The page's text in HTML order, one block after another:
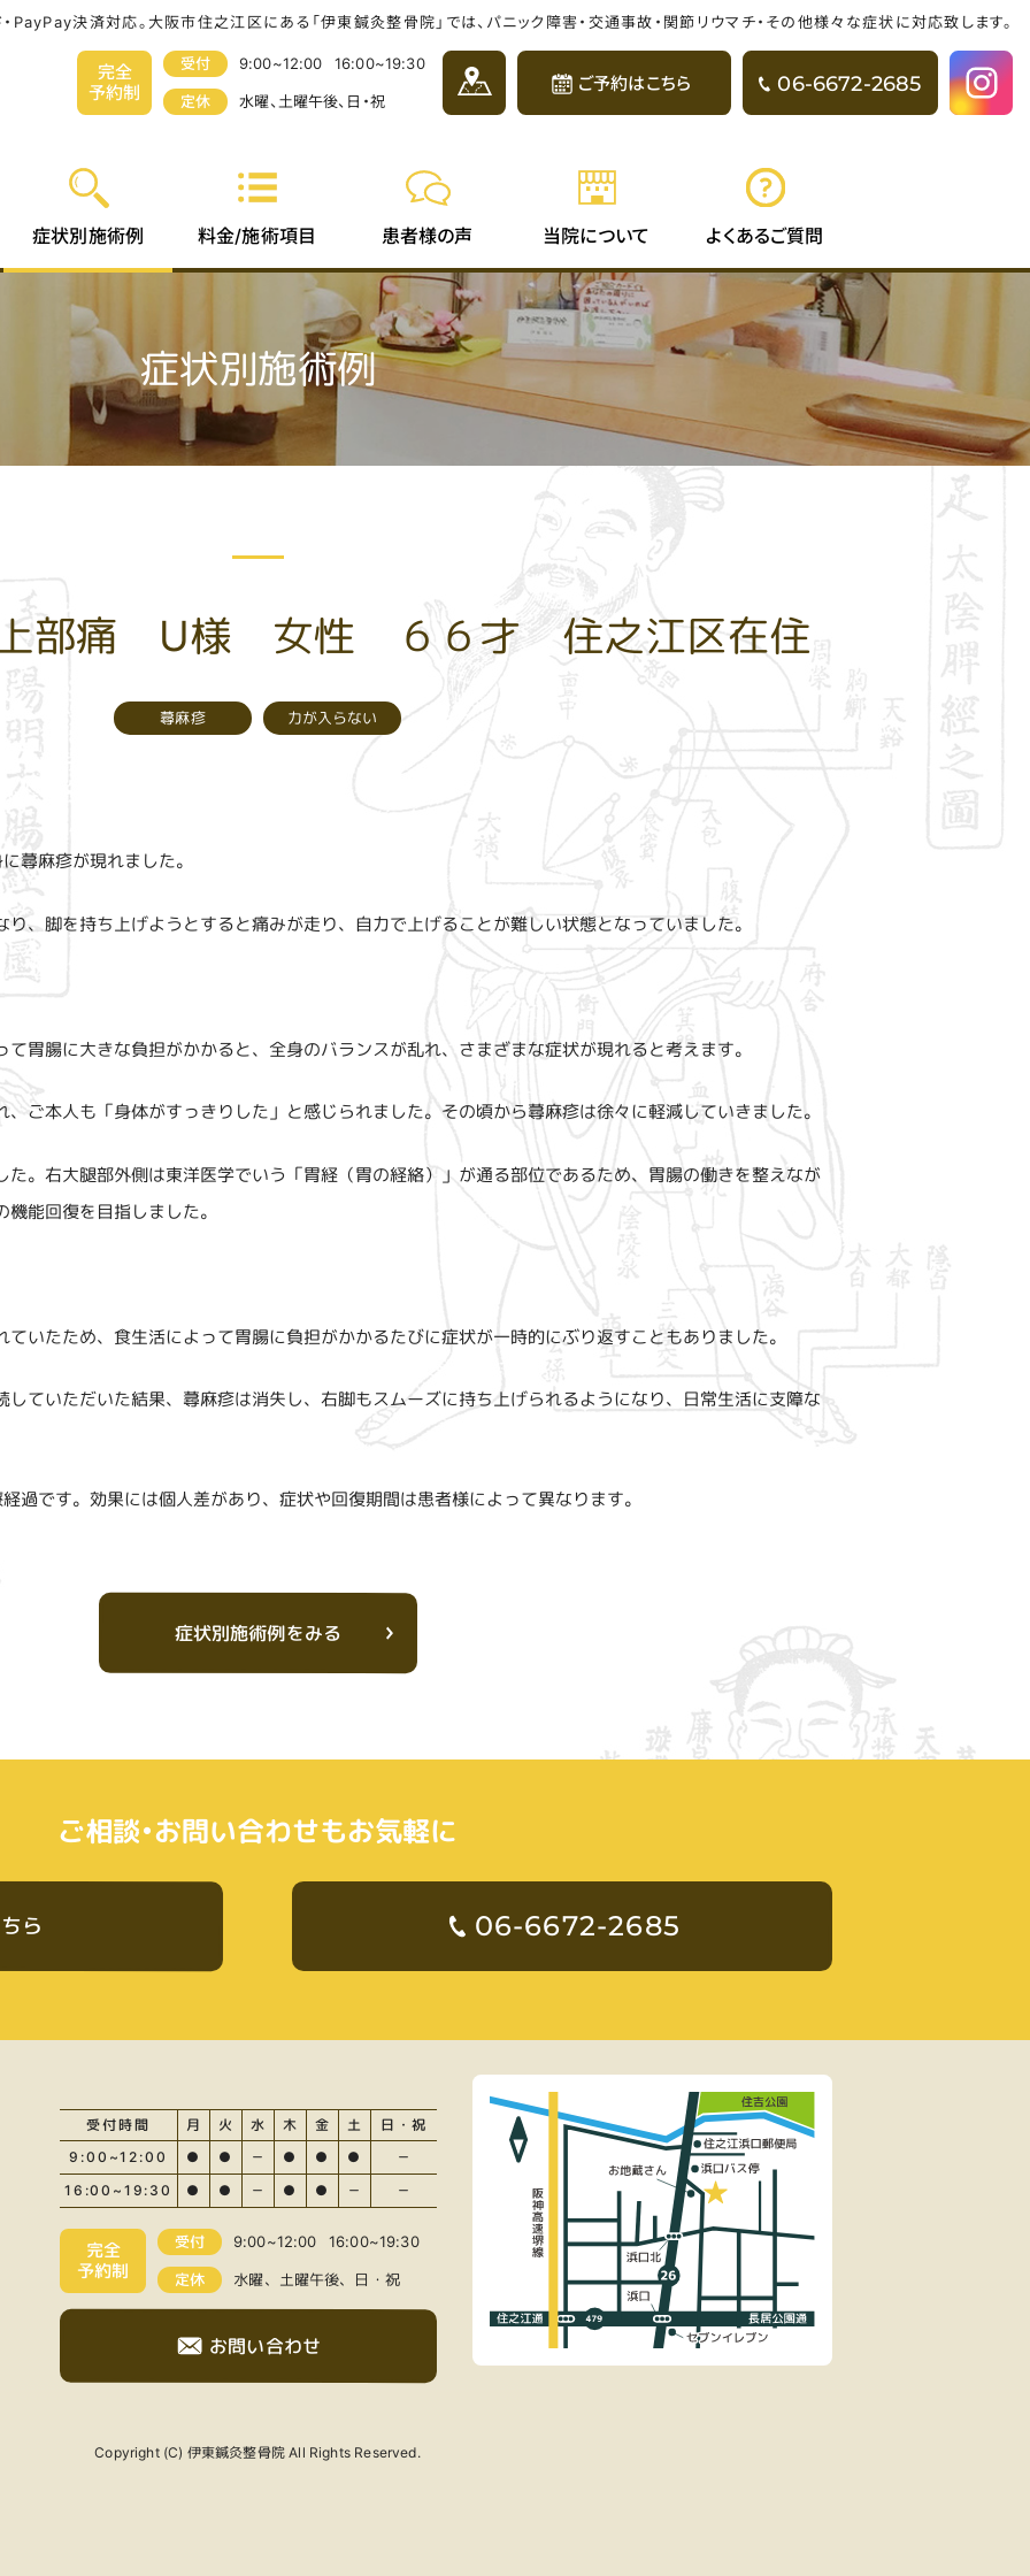
・PayPay決済対応。大阪市住之江区にある「伊東鍼灸整骨院」では、パニック障害・交通事故・関節リウマチ・その他様々な症状に対応致します。
完全
予約制
受付 9:00~12:00 16:00~19:30
定休 水曜、土曜午後、日・祝
ご予約はこちら 06-6672-2685
症状別施術例 料金/施術項目 患者様の声 当院について よくあるご質問
症状別施術例
上部痛 U様 女性 ６６才 住之江区在住
蕁麻疹 力が入らない
蕁麻疹が現れました。
、脚を持ち上げようとすると痛みが走り、自力で上げることが難しい状態となっていました。
胃腸に大きな負担がかかると、全身のバランスが乱れ、さまざまな症状が現れると考えます。
ご本人も「身体がすっきりした」と感じられました。その頃から蕁麻疹は徐々に軽減していきました。
。右大腿部外側は東洋医学でいう「胃経（胃の経絡）」が通る部位であるため、胃腸の働きを整えなが
能回復を目指しました。
いたため、食生活によって胃腸に負担がかかるたびに症状が一時的にぶり返すこともありました。
ていただいた結果、蕁麻疹は消失し、右脚もスムーズに持ち上げられるようになり、日常生活に支障な
過です。効果には個人差があり、症状や回復期間は患者様によって異なります。
症状別施術例をみる
ご相談・お問い合わせもお気軽に
ら 06-6672-2685
受付時間 月 火 水 木 金 土 日・祝
9:00~12:00 ● ● － ● ● ● －
16:00~19:30 ● ● － ● ● － －
完全
予約制
受付 9:00~12:00 16:00~19:30
定休 水曜、土曜午後、日・祝
お問い合わせ
Copyright (C) 伊東鍼灸整骨院 All Rights Reserved.